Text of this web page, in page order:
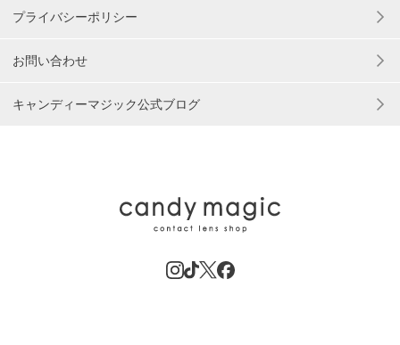
プライバシーポリシー
お問い合わせ
キャンディーマジック公式ブログ